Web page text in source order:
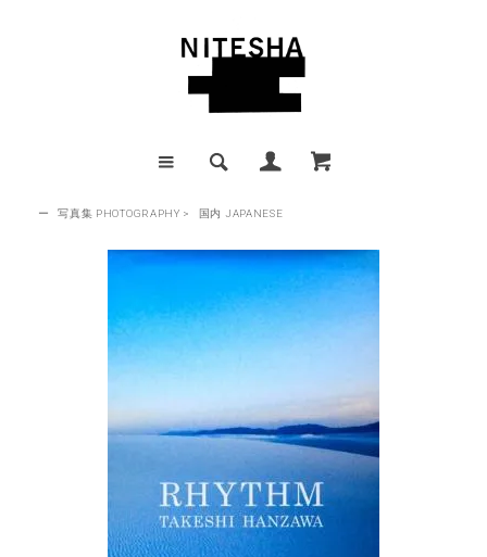
ー 写真集 PHOTOGRAPHY > 国内 JAPANESE